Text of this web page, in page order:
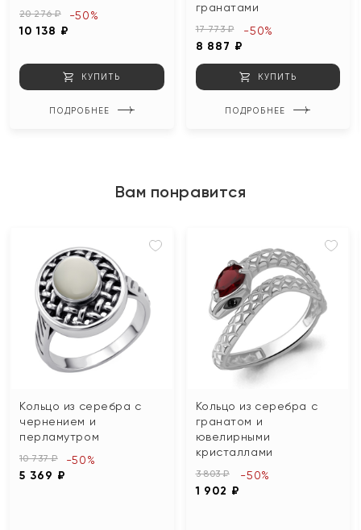
20 276 ₽
10 138 ₽
-50%
КУПИТЬ
ПОДРОБНЕЕ
гранатами
17 773 ₽
8 887 ₽
-50%
КУПИТЬ
ПОДРОБНЕЕ
Вам понравится
Кольцо из серебра с
чернением и
перламутром
10 737 ₽
5 369 ₽
-50%
Кольцо из серебра с
гранатом и
ювелирными
кристаллами
3 803 ₽
1 902 ₽
-50%